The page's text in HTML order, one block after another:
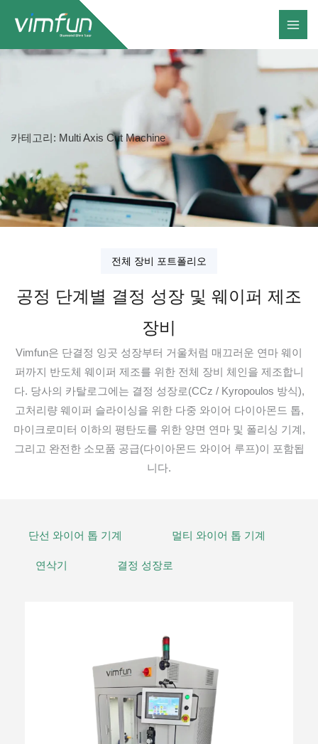
츠
카테고리: Multi Axis Cut Machine
전체 장비 포트폴리오
공정 단계별 결정 성장 및 웨이퍼 제조
장비
Vimfun은 단결정 잉곳 성장부터 거울처럼 매끄러운 연마 웨이
퍼까지 반도체 웨이퍼 제조를 위한 전체 장비 체인을 제조합니
다. 당사의 카탈로그에는 결정 성장로(CCz / Kyropoulos 방식),
고처리량 웨이퍼 슬라이싱을 위한 다중 와이어 다이아몬드 톱,
마이크로미터 이하의 평탄도를 위한 양면 연마 및 폴리싱 기계,
그리고 완전한 소모품 공급(다이아몬드 와이어 루프)이 포함됩
니다.
단선 와이어 톱 기계 멀티 와이어 톱 기계
연삭기 결정 성장로